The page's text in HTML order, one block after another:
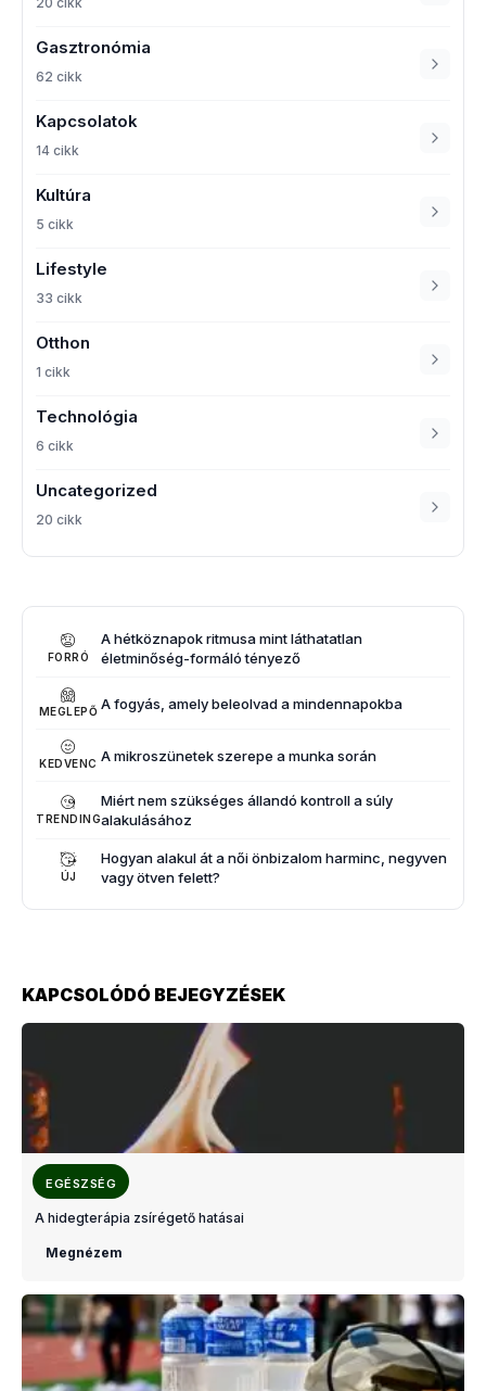
Gasztronómia
62 cikk
Kapcsolatok
14 cikk
Kultúra
5 cikk
Lifestyle
33 cikk
Otthon
1 cikk
Technológia
6 cikk
Uncategorized
20 cikk
FORRÓ
A hétköznapok ritmusa mint láthatatlan
életminőség-formáló tényező
MEGLEPŐ A fogyás, amely beleolvad a mindennapokba
KEDVENC A mikroszünetek szerepe a munka során
TRENDING
Miért nem szükséges állandó kontroll a súly
alakulásához
ÚJ
Hogyan alakul át a női önbizalom harminc, negyven
vagy ötven felett?
KAPCSOLÓDÓ BEJEGYZÉSEK
EGÉSZSÉG
A hidegterápia zsírégető hatásai
Megnézem